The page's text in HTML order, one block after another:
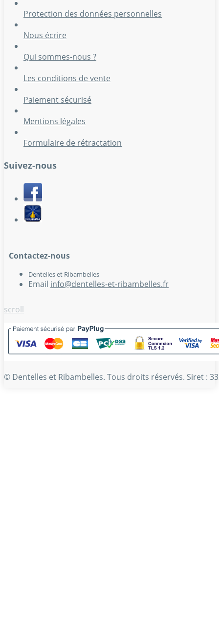
Protection des données personnelles
Nous écrire
Qui sommes-nous ?
Les conditions de vente
Paiement sécurisé
Mentions légales
Formulaire de rétractation
Suivez-nous
Contactez-nous
Dentelles et Ribambelles
Email info@dentelles-et-ribambelles.fr
scroll
© Dentelles et Ribambelles. Tous droits réservés. Siret :